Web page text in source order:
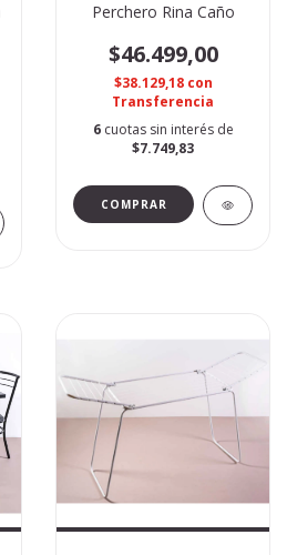
Perchero Rina Caño
$46.499,00
$38.129,18 con
Transferencia
6 cuotas sin interés de
$7.749,83